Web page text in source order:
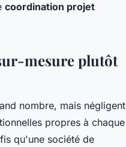
coordination projet
mesure plutôt
nombre, mais négligent
propres à chaque
qu'une société de